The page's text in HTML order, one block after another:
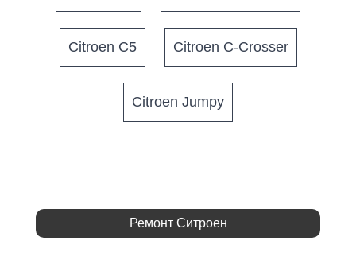
Citroen C5 Citroen C-Crosser
Citroen Jumpy
Ремонт Ситроен